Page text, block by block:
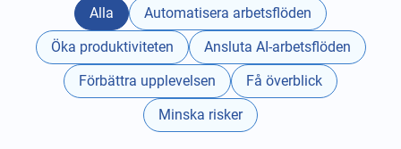
Alla
Automatisera arbetsflöden
Öka produktiviteten
Ansluta AI-arbetsflöden
Förbättra upplevelsen
Få överblick
Minska risker